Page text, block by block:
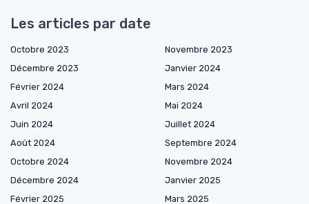
Les articles par date
Octobre 2023
Novembre 2023
Décembre 2023
Janvier 2024
Février 2024
Mars 2024
Avril 2024
Mai 2024
Juin 2024
Juillet 2024
Août 2024
Septembre 2024
Octobre 2024
Novembre 2024
Décembre 2024
Janvier 2025
Février 2025
Mars 2025